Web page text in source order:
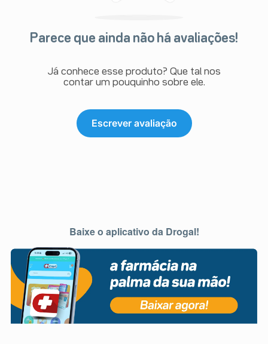
Parece que ainda não há avaliações!
Já conhece esse produto? Que tal nos
contar um pouquinho sobre ele.
Escrever avaliação
Baixe o aplicativo da Drogal!